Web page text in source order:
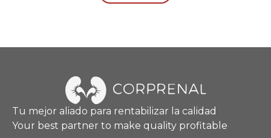
Tu mejor aliado para rentabilizar la calidad
Your best partner to make quality profitable